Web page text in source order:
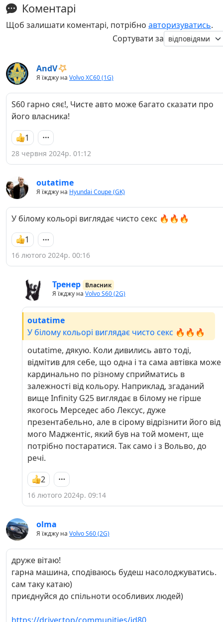
Коментарі
Щоб залишати коментарі, потрібно авторизуватись.
Сортувати за
AndV
Я їжджу на Volvo XC60 (1G)
S60 гарно сяє!, Чисте авто може багато сказати про
його власника!
1
28 червня 2024р. 01:12
outatime
Я їжджу на Hyundai Coupe (GK)
У білому кольорі виглядає чисто секс 🔥🔥🔥
1
16 лютого 2024р. 00:16
Тренер Власник
Я їжджу на Volvo S60 (2G)
outatime
У білому кольорі виглядає чисто секс 🔥🔥🔥
outatime, дякую. Коли дивились авто тоді,
відмітив для себе, що одна і та сама автівка може
кардинально по різному сприйматись в
залежності від кольору. Наприклад, згаданий
вище Infinity G25 виглядає в білому не гірше
якогось Мерседес або Лексус, дуже
презентабельно, але в сірому відрізнити його від
мого Маджентіс, який був на той момент, ще
потрібно постаратися. Так само і з Вольво, до
речі.
2
16 лютого 2024р. 09:14
olma
Я їжджу на Volvo S60 (2G)
друже вітаю!
гарна машина, сподіваюсь будеш насолоджуватись.
сам таку катаю)
приєднуйся до спільноти особливих людей)